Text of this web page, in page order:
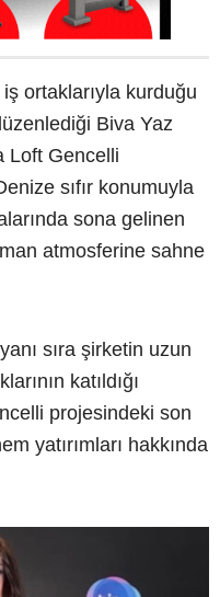
iş ortaklarıyla kurduğu
Biva Yaz
Loft Gencelli
sıfır konumuyla
sona gelinen
atmosferine sahne
sıra şirketin uzun
katıldığı
projesindeki son
yatırımları hakkında